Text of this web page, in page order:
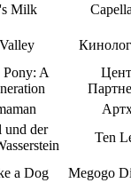
Milk
A
und der
Ten
a Dog Megogo